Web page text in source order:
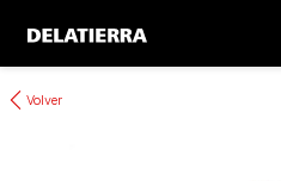
Volver